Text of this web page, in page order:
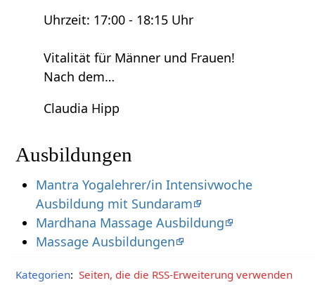
Uhrzeit: 17:00 - 18:15 Uhr
Vitalität für Männer und Frauen!
Nach dem…
Claudia Hipp
Ausbildungen
Mantra Yogalehrer/in Intensivwoche
Ausbildung mit Sundaram
Mardhana Massage Ausbildung
Massage Ausbildungen
Kategorien: Seiten, die die RSS-Erweiterung verwenden